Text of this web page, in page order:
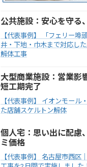
公共施設：安心を守る
【代表事例】 「フェリー埠
井・下地・巾木まで対応し
解体工事
大型商業施設：営業影
短工期完了
【代表事例】 イオンモール
た店舗スケルトン解体
個人宅：思い出に配慮
ミ価格
【代表事例】 名古屋市西区